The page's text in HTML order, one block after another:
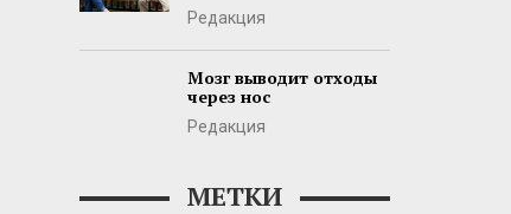
Редакция
Мозг выводит отходы
через нос
Редакция
МЕТКИ